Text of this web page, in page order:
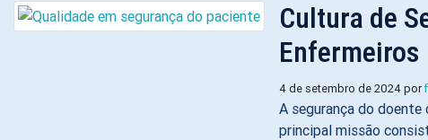
Cultura de
Enfermeiros
4 de setembro de 2024 por
A segurança do doente
principal missão